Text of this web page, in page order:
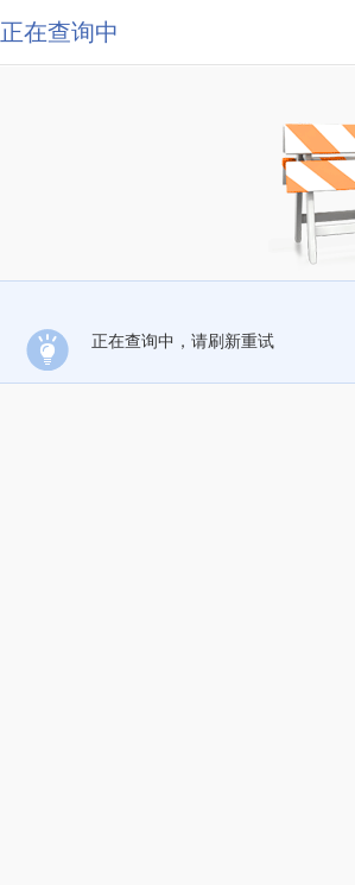
正在查询中
正在查询中，请刷新重试